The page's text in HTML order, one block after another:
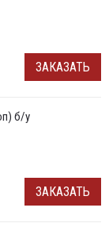
ЗАКАЗАТЬ
б/у
ЗАКАЗАТЬ